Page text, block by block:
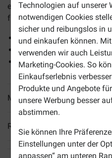
Technologien auf unserer
notwendigen Cookies
sicher und reibungslos in
und einkaufen können.
verwenden wir auch
Marketing-Cookies. So
Einkaufserlebnis
Produkte und Angebote
unsere Werbung besser
abstimmen.
Sie können Ihre
Einstellungen unter der
anpassen“ am unteren
ein leckeres, vollwertiges
für alle Katzen.
Hochwertige Zutaten
Unterstützt die
Getreidefreies Futter
Mehr Produktinfos
Reviews